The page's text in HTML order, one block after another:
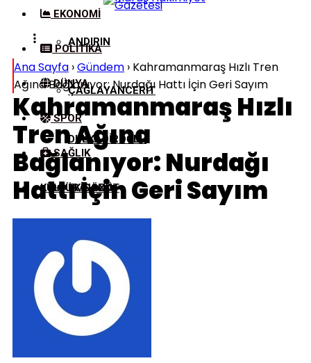
ANDIRIN
ÇAĞLAYANCERIT
DULKADIROĞLU
EKINÖZÜ
ELBISTAN
GÖKSUN
NURHAK
EKONOMI
POLITIKA
DÜNYA
SPOR
SAĞLIK
KÜLTÜR/SANAT
Ana Sayfa ›Gündem › Kahramanmaraş Hızlı Tren
Ağına Bağlanıyor: Nurdağı Hattı İçin Geri Sayım
Kahramanmaraş Hızlı
Tren Ağına
Bağlanıyor: Nurdağı
Hattı İçin Geri Sayım